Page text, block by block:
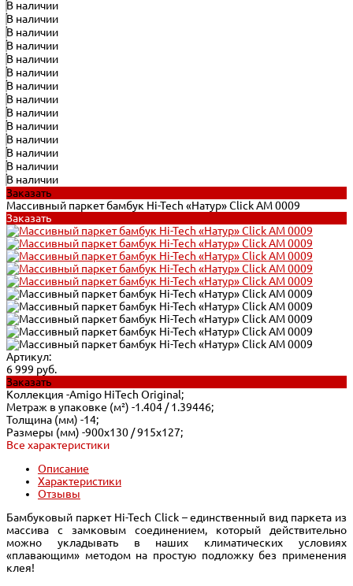
В наличии
В наличии
В наличии
В наличии
В наличии
В наличии
В наличии
В наличии
В наличии
В наличии
В наличии
В наличии
В наличии
В наличии
Заказать
Массивный паркет бамбук Hi-Tech «Натур» Click АМ 0009
Заказать
Артикул:
6 999 руб.
Заказать
Коллекция -Amigo HiTech Original;
Метраж в упаковке (м²) -1.404 / 1.39446;
Толщина (мм) -14;
Размеры (мм) -900х130 / 915х127;
Все характеристики
Описание
Характеристики
Отзывы
Бамбуковый паркет Hi-Tech Click – единственный вид паркета из
массива с замковым соединением, который действительно
можно укладывать в наших климатических условиях
«плавающим» методом на простую подложку без применения
клея!